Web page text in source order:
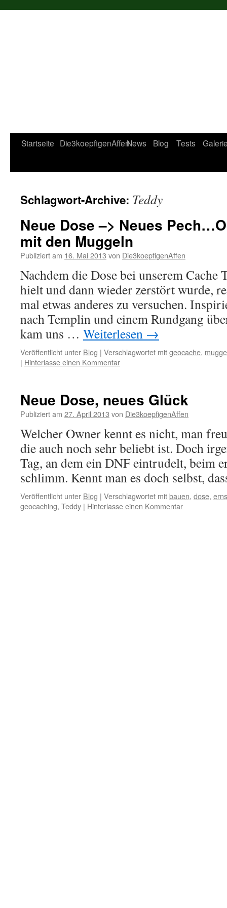
Startseite Die3koepfigenAffenNews Blog Tests
Schlagwort-Archive: Teddy
Neue Dose –> Neues
mit den Muggeln
Publiziert am 16. Mai 2013 von Die3koepfigenAffen
Nachdem die Dose bei unserem Cache
hielt und dann wieder zerstört wurde,
mal etwas anderes zu versuchen.
nach Templin und einem Rundgang
kam uns … Weiterlesen →
Veröffentlicht unter Blog | Verschlagwortet mitgeocache,
| Hinterlasse einen Kommentar
Neue Dose, neues Glück
Publiziert am 27. April 2013 von Die3koepfigenAffen
Welcher Owner kennt es nicht, man
die auch noch sehr beliebt ist. Doch
Tag, an dem ein DNF eintrudelt, beim
schlimm. Kennt man es doch selbst,
Veröffentlicht unter Blog | Verschlagwortet mitbauen, dose,
geocaching, Teddy | Hinterlasse einen Kommentar